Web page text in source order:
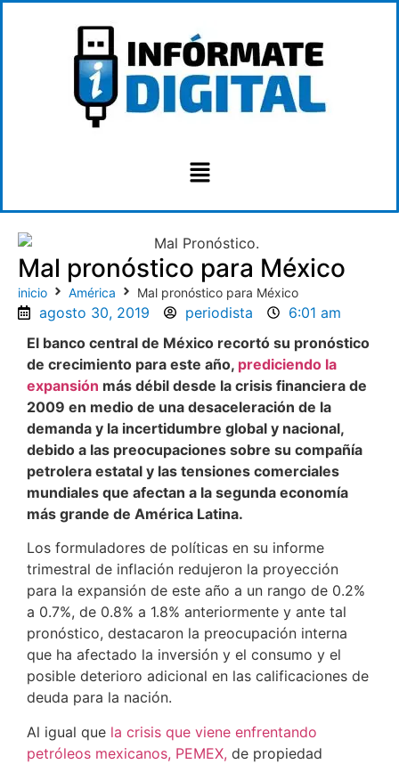
Mal pronóstico para México
inicio América Mal pronóstico para México
agosto 30, 2019 periodista
6:01 am
El banco central de México recortó su pronóstico
de crecimiento para este año, prediciendo la
expansión más débil desde la crisis financiera de
2009 en medio de una desaceleración de la
demanda y la incertidumbre global y nacional,
debido a las preocupaciones sobre su compañía
petrolera estatal y las tensiones comerciales
mundiales que afectan a la segunda economía
más grande de América Latina.
Los formuladores de políticas en su informe
trimestral de inflación redujeron la proyección
para la expansión de este año a un rango de 0.2%
a 0.7%, de 0.8% a 1.8% anteriormente y ante tal
pronóstico, destacaron la preocupación interna
que ha afectado la inversión y el consumo y el
posible deterioro adicional en las calificaciones de
deuda para la nación.
Al igual que la crisis que viene enfrentando
petróleos mexicanos, PEMEX, de propiedad